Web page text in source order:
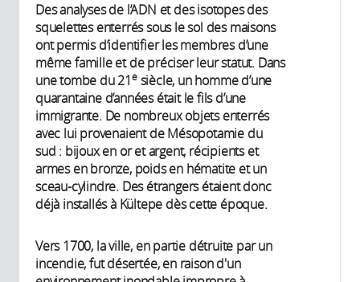
Des analyses de l’ADN et des isotopes des
squelettes enterrés sous le sol des maisons
ont permis d’identifier les membres d’une
même famille et de préciser leur statut. Dans
une tombe du 21esiècle, un homme d’une
quarantaine d’années était le fils d’une
immigrante. De nombreux objets enterrés
avec lui provenaient de Mésopotamie du
sud : bijoux en or et argent, récipients et
armes en bronze, poids en hématite et un
sceau-cylindre. Des étrangers étaient donc
déjà installés à Kültepe dès cette époque.
Vers 1700, la ville, en partie détruite par un
incendie, fut désertée, en raison d'un